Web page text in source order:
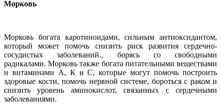
Морковь
Морковь богата каротиноидами, сильным антиоксидантом,
который может помочь снизить риск развития сердечно-
сосудистых заболеваний., борясь со свободными
радикалами. Морковь также богата питательными веществами
и витаминами А, К и С, которые могут помочь построить
здоровые кости, помочь нервной системе, бороться с раком и
снизить уровень аминокислот, связанных с сердечными
заболеваниями.